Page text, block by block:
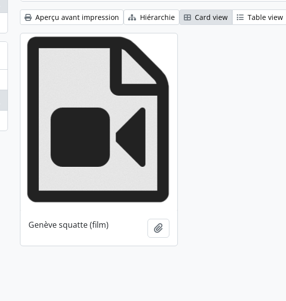
Aperçu avant impression Hiérarchie Card view Table view
Genève squatte (film)